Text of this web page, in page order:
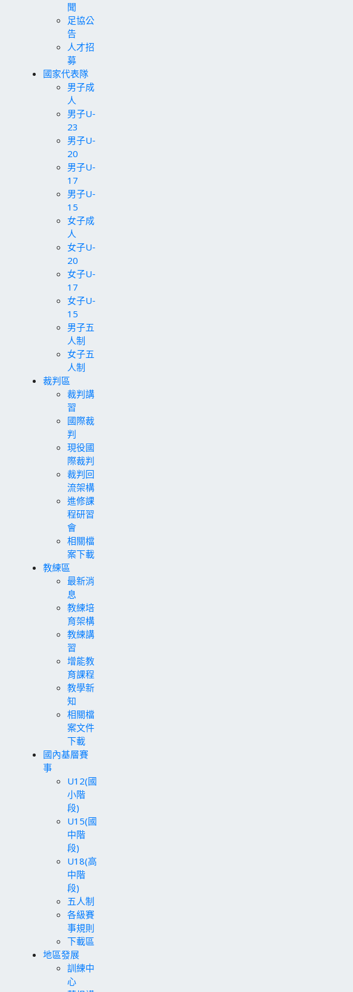
聞
足協公
告
人才招
募
國家代表隊
男子成
人
男子U-
23
男子U-
20
男子U-
17
男子U-
15
女子成
人
女子U-
20
女子U-
17
女子U-
15
男子五
人制
女子五
人制
裁判區
裁判講
習
國際裁
判
現役國
際裁判
裁判回
流架構
進修課
程研習
會
相關檔
案下載
教練區
最新消
息
教練培
育架構
教練講
習
增能教
育課程
教學新
知
相關檔
案文件
下載
國內基層賽
事
U12(國
小階
段)
U15(國
中階
段)
U18(高
中階
段)
五人制
各級賽
事規則
下載區
地區發展
訓練中
心